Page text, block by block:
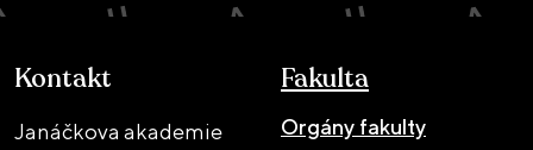
Kontakt
Janáčkova akademie
Fakulta
Orgány fakulty